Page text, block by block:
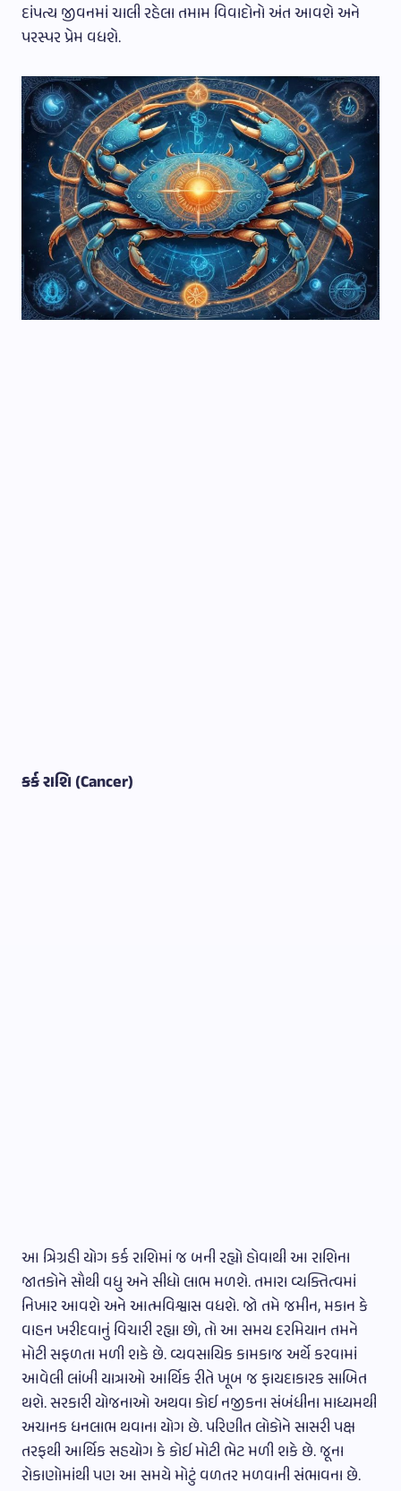
દાંપત્ય જીવનમાં ચાલી રહેલા તમામ વિવાદોનો અંત આવશે અને
પરસ્પર પ્રેમ વધશે.
કર્ક રાશિ (Cancer)
આ ત્રિગ્રહી યોગ કર્ક રાશિમાં જ બની રહ્યો હોવાથી આ રાશિના
જાતકોને સૌથી વધુ અને સીધો લાભ મળશે. તમારા વ્યક્તિત્વમાં
નિખાર આવશે અને આત્મવિશ્વાસ વધશે. જો તમે જમીન, મકાન કે
વાહન ખરીદવાનું વિચારી રહ્યા છો, તો આ સમય દરમિયાન તમને
મોટી સફળતા મળી શકે છે. વ્યવસાયિક કામકાજ અર્થે કરવામાં
આવેલી લાંબી યાત્રાઓ આર્થિક રીતે ખૂબ જ ફાયદાકારક સાબિત
થશે. સરકારી યોજનાઓ અથવા કોઈ નજીકના સંબંધીના માધ્યમથી
અચાનક ધનલાભ થવાના યોગ છે. પરિણીત લોકોને સાસરી પક્ષ
તરફથી આર્થિક સહયોગ કે કોઈ મોટી ભેટ મળી શકે છે. જૂના
રોકાણોમાંથી પણ આ સમયે મોટું વળતર મળવાની સંભાવના છે.